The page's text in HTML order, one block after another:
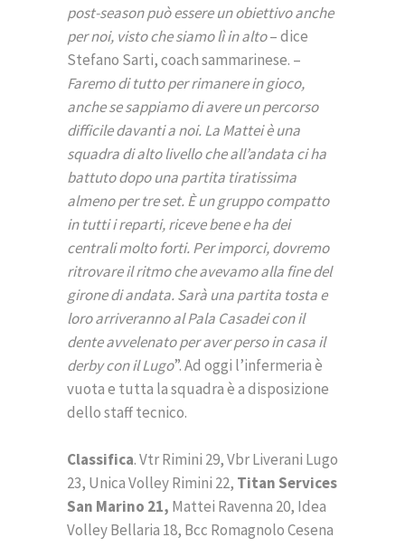
post-season può essere un obiettivo anche
per noi, visto che siamo lì in alto– dice
Stefano Sarti, coach sammarinese. –
Faremo di tutto per rimanere in gioco,
anche se sappiamo di avere un percorso
difficile davanti a noi. La Mattei è una
squadra di alto livello che all’andata ci ha
battuto dopo una partita tiratissima
almeno per tre set. È un gruppo compatto
in tutti i reparti, riceve bene e ha dei
centrali molto forti. Per imporci, dovremo
ritrovare il ritmo che avevamo alla fine del
girone di andata. Sarà una partita tosta e
loro arriveranno al Pala Casadei con il
dente avvelenato per aver perso in casa il
derby con il Lugo”. Ad oggi l’infermeria è
vuota e tutta la squadra è a disposizione
dello staff tecnico.
Classifica. Vtr Rimini 29, Vbr Liverani Lugo
23, Unica Volley Rimini 22, Titan Services
San Marino 21, Mattei Ravenna 20, Idea
Volley Bellaria 18, Bcc Romagnolo Cesena